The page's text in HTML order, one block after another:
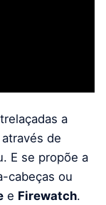
a
de
E se propõe a
cabeças ou
e Firewatch.